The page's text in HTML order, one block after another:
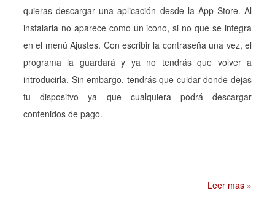
quieras descargar una aplicación desde la App Store. Al
instalarla no aparece como un icono, si no que se integra
en el menú Ajustes. Con escribir la contraseña una vez, el
programa la guardará y ya no tendrás que volver a
introducirla. Sin embargo, tendrás que cuidar donde dejas
tu dispositvo ya que cualquiera podrá descargar
contenidos de pago.
Leer mas »